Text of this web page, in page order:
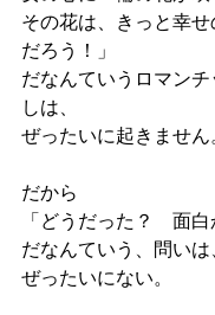
その花は、きっと幸
だろう！」
だなんていうロマン
しは、
ぜったいに起きません
だから
「どうだった？　面白
だなんていう、問いは
ぜったいにない。